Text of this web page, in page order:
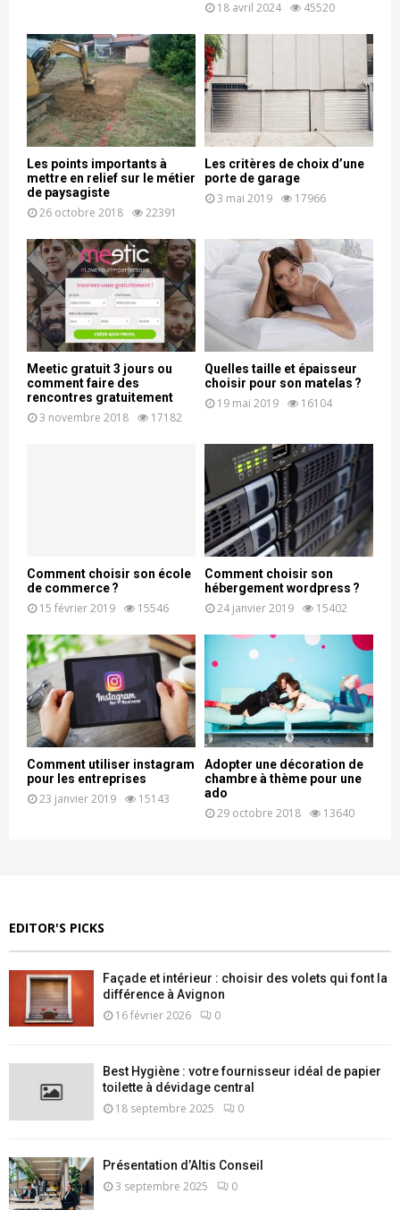
18 avril 2024 45520
Les points importants à
mettre en relief sur le métier
de paysagiste
26 octobre 2018 22391
Les critères de choix d’une
porte de garage
3 mai 2019 17966
Meetic gratuit 3 jours ou
comment faire des
rencontres gratuitement
3 novembre 2018 17182
Quelles taille et épaisseur
choisir pour son matelas ?
19 mai 2019 16104
Comment choisir son école
de commerce ?
15 février 2019 15546
Comment choisir son
hébergement wordpress ?
24 janvier 2019 15402
Comment utiliser instagram
pour les entreprises
23 janvier 2019 15143
Adopter une décoration de
chambre à thème pour une
ado
29 octobre 2018 13640
EDITOR'S PICKS
Façade et intérieur : choisir des volets qui font la
différence à Avignon
16 février 2026 0
Best Hygiène : votre fournisseur idéal de papier
toilette à dévidage central
18 septembre 2025 0
Présentation d’Altis Conseil
3 septembre 2025 0